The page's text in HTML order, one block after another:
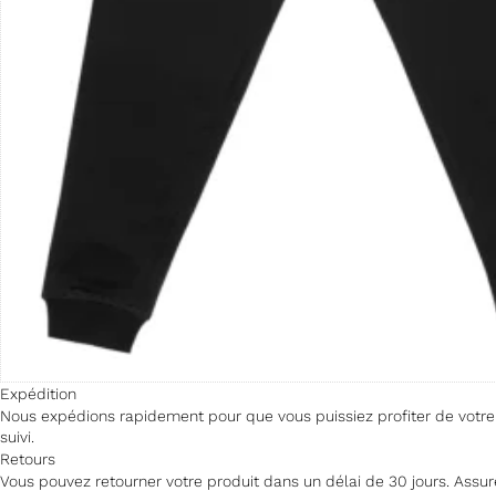
Expédition
Nous expédions rapidement pour que vous puissiez profiter de
suivi.
Retours
Vous pouvez retourner votre produit dans un délai de 30 jours.